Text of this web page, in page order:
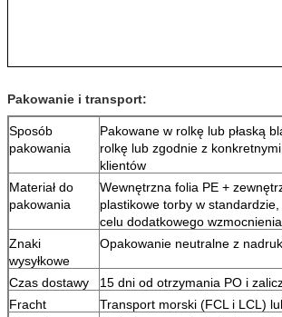
Pakowanie i transport:
Sposób
pakowania
Pakowane w rolkę lub płaską
rolkę lub zgodnie z
klientów
Materiał do
pakowania
Wewnętrzna folia PE +
plastikowe torby w
celu dodatkowego
Znaki
wysyłkowe
Opakowanie neutralne z
Czas dostawy
15 dni od otrzymania PO i
Fracht
Transport morski (FCL i LCL)